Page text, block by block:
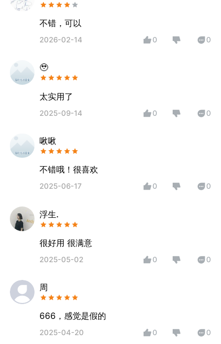
不错，可以
2026-02-14 0 0
🥹
太实用了
2025-09-14 0 0
啾啾
不错哦！很喜欢
2025-06-17 0 0
浮生.
很好用 很满意
2025-05-02 0 0
周
666，感觉是假的
2025-04-20 0 0